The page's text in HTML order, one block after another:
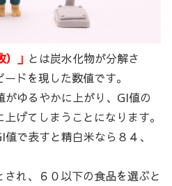
」 とは炭水化物が分解さ
ドを現した数値です。
ゆるやかに上がり、GI値の
げてしまうことになります。
で表すと精白米なら８４、
れ、６０以下の食品を選ぶと